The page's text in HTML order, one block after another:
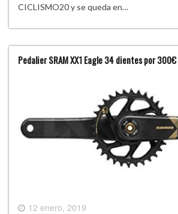
CICLISMO20 y se queda en…
Pedalier SRAM XX1 Eagle 34 dientes por 300€
12 enero, 2019